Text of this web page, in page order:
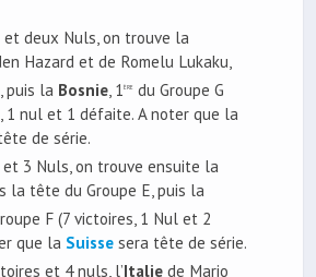
et deux Nuls, on trouve la
Hazard et de Romelu Lukaku,
puis la Bosnie, 1ère du Groupe G
1 nul et 1 défaite. A noter que la
de série.
et 3 Nuls, on trouve ensuite la
la tête du Groupe E, puis la
F (7 victoires, 1 Nul et 2
que la Suisse sera tête de série.
et 4 nuls, l’Italie de Mario